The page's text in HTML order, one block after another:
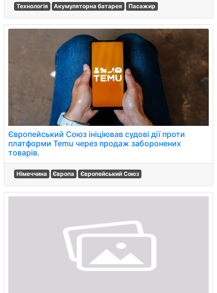
Технологія Акумуляторна батарея Пасажир
Європейський Союз ініціював судові дії проти
платформи Temu через продаж заборонених
товарів.
Німеччина Європа Європейський Союз